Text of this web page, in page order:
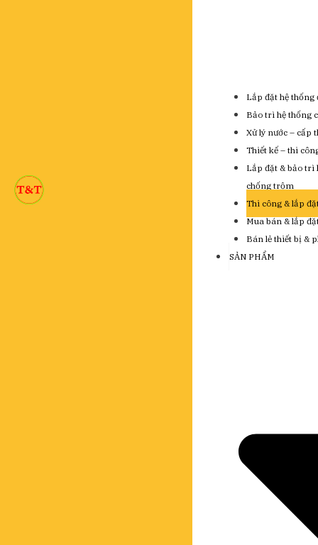
Lắp đặt hệ
Bảo trì hệ thống
Xử lý nước – cấp
Thiết kế – thi
Lắp đặt & bảo trì
chống trộm
Thi công & lắp
Mua bán & lắp
Bán lẻ thiết bị &
SẢN PHẨM